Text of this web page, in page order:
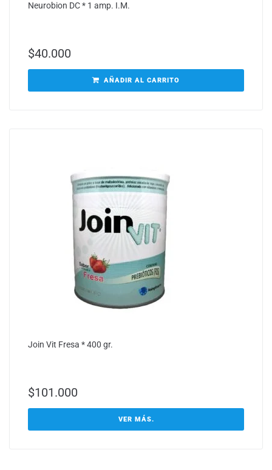
Neurobion DC * 1 amp. I.M.
$40.000
AÑADIR AL CARRITO
Join Vit Fresa * 400 gr.
$101.000
VER MÁS.